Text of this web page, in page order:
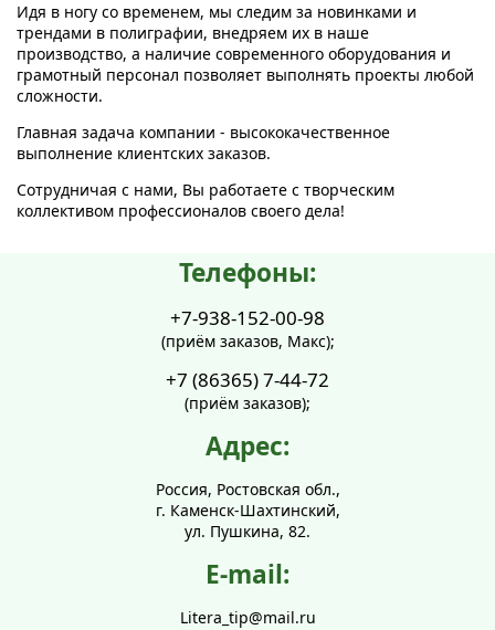
Идя в ногу со временем, мы следим за новинками и
трендами в полиграфии, внедряем их в наше
производство, а наличие современного оборудования и
грамотный персонал позволяет выполнять проекты любой
сложности.
Главная задача компании - высококачественное
выполнение клиентских заказов.
Сотрудничая с нами, Вы работаете с творческим
коллективом профессионалов своего дела!
Телефоны:
+7-938-152-00-98
(приём заказов, Макс);
+7 (86365) 7-44-72
(приём заказов);
Адрес:
Россия, Ростовская обл.,
г. Каменск-Шахтинский,
ул. Пушкина, 82.
E-mail:
Litera_tip@mail.ru